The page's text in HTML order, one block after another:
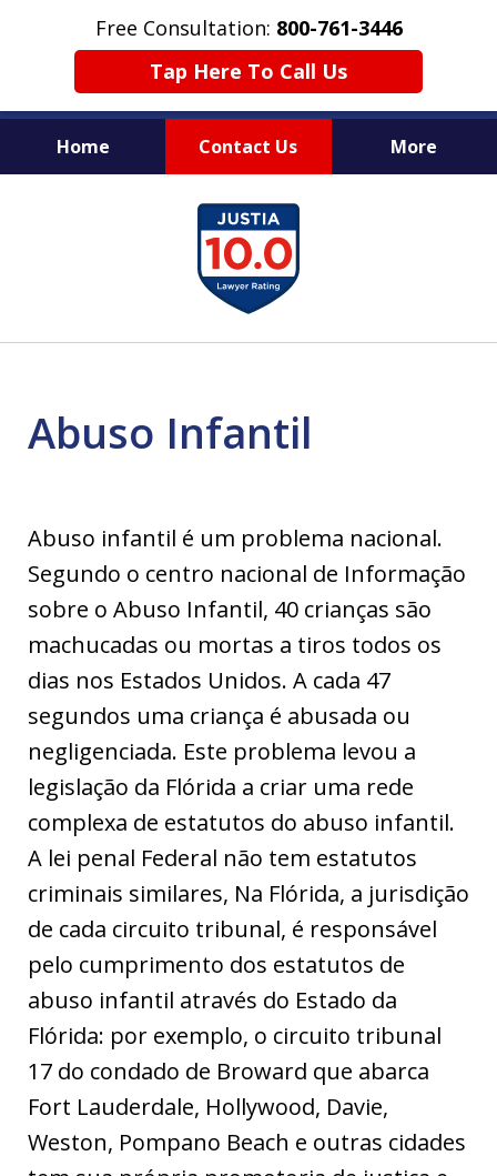
Free Consultation: 800-761-3446
Tap Here To Call Us
Home Contact Us More
PROTECTING THE INNOCENT
Abuso Infantil
Abuso infantil é um problema nacional.
Segundo o centro nacional de Informação
sobre o Abuso Infantil, 40 crianças são
machucadas ou mortas a tiros todos os
dias nos Estados Unidos. A cada 47
segundos uma criança é abusada ou
negligenciada. Este problema levou a
legislação da Flórida a criar uma rede
complexa de estatutos do abuso infantil.
A lei penal Federal não tem estatutos
criminais similares, Na Flórida, a jurisdição
de cada circuito tribunal, é responsável
pelo cumprimento dos estatutos de
abuso infantil através do Estado da
Flórida: por exemplo, o circuito tribunal
17 do condado de Broward que abarca
Fort Lauderdale, Hollywood, Davie,
Weston, Pompano Beach e outras cidades